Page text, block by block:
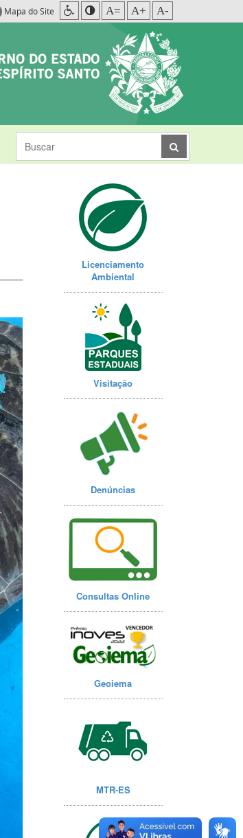
Mapa do Site A= A+ A-
Licenciamento
Ambiental
Visitação
Denúncias
Consultas Online
Geoiema
MTR-ES